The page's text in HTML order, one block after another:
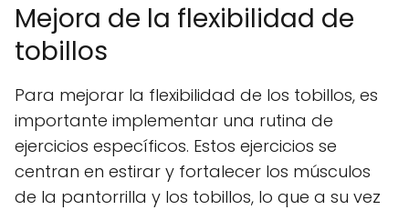
Mejora de la flexibilidad de
tobillos
Para mejorar la flexibilidad de los tobillos, es
importante implementar una rutina de
ejercicios específicos. Estos ejercicios se
centran en estirar y fortalecer los músculos
de la pantorrilla y los tobillos, lo que a su vez